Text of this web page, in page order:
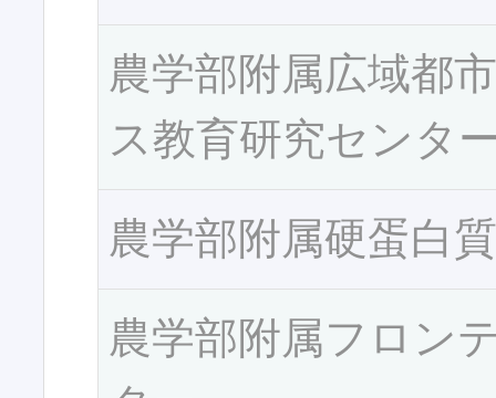
農学部附属広域都
ス教育研究センタ
農学部附属硬蛋白
農学部附属フロン